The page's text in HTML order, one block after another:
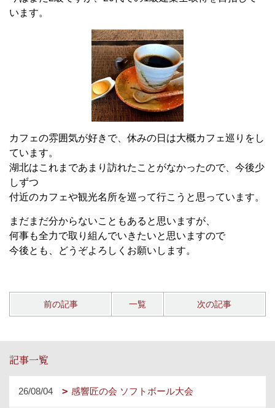
います。
カフェの雰囲気が好きで、休みの日は大概カフェ巡りをし
ています。
湖北はこれまであまり訪れたことがなかったので、今後少
しずつ
付近のカフェや観光名所を巡って行こうと思っています。
まだまだ分からないこともあると思いますが、
何事も全力で取り組んでいきたいと思いますので
今後とも、どうぞよろしくお願いします。
前の記事 一覧 次の記事
記事一覧
26/08/04 感響匠の会 ソフトボール大会